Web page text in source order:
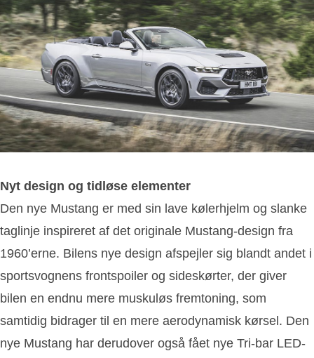
Nyt design og tidløse elementer
Den nye Mustang er med sin lave kølerhjelm og slanke
taglinje inspireret af det originale Mustang-design fra
1960’erne. Bilens nye design afspejler sig blandt andet i
sportsvognens frontspoiler og sideskørter, der giver
bilen en endnu mere muskuløs fremtoning, som
samtidig bidrager til en mere aerodynamisk kørsel. Den
nye Mustang har derudover også fået nye Tri-bar LED-